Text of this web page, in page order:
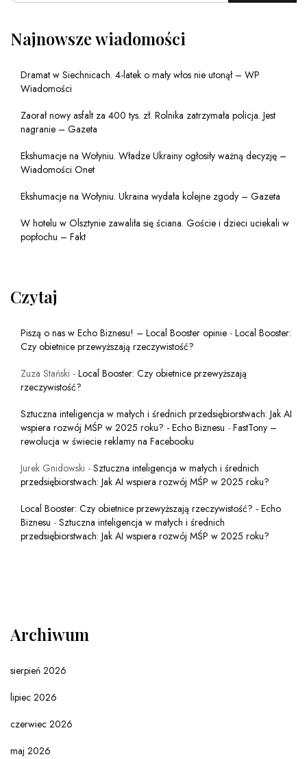
Najnowsze wiadomości
Dramat w Siechnicach. 4-latek o mały włos nie utonął – WP
Wiadomości
Zaorał nowy asfalt za 400 tys. zł. Rolnika zatrzymała policja. Jest
nagranie – Gazeta
Ekshumacje na Wołyniu. Władze Ukrainy ogłosiły ważną decyzję –
Wiadomości Onet
Ekshumacje na Wołyniu. Ukraina wydała kolejne zgody – Gazeta
W hotelu w Olsztynie zawaliła się ściana. Goście i dzieci uciekali w
popłochu – Fakt
Czytaj
Piszą o nas w Echo Biznesu! – Local Booster opinie - Local Booster:
Czy obietnice przewyższają rzeczywistość?
Zuza Stański - Local Booster: Czy obietnice przewyższają
rzeczywistość?
Sztuczna inteligencja w małych i średnich przedsiębiorstwach: Jak AI
wspiera rozwój MŚP w 2025 roku? - Echo Biznesu - FastTony –
rewolucja w świecie reklamy na Facebooku
Jurek Gnidowski - Sztuczna inteligencja w małych i średnich
przedsiębiorstwach: Jak AI wspiera rozwój MŚP w 2025 roku?
Local Booster: Czy obietnice przewyższają rzeczywistość? - Echo
Biznesu - Sztuczna inteligencja w małych i średnich
przedsiębiorstwach: Jak AI wspiera rozwój MŚP w 2025 roku?
Archiwum
sierpień 2026
lipiec 2026
czerwiec 2026
maj 2026